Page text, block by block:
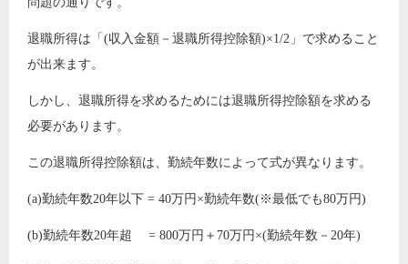
退職所得は「(収入金額－退職所得控除額)×1/2」で求めること
が出来ます。
しかし、退職所得を求めるためには退職所得控除額を求める
必要があります。
この退職所得控除額は、勤続年数によって式が異なります。
(a)勤続年数20年以下 = 40万円×勤続年数(※最低でも80万円)
(b)勤続年数20年超 = 800万円＋70万円×(勤続年数－20年)